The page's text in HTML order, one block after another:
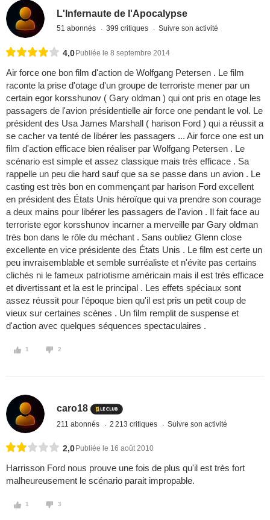
L'Infernaute de l'Apocalypse
51 abonnés 399 critiques Suivre son activité
4,0 Publiée le 8 septembre 2014
Air force one bon film d'action de Wolfgang Petersen . Le film
raconte la prise d'otage d'un groupe de terroriste mener par un
certain egor korsshunov ( Gary oldman ) qui ont pris en otage les
passagers de l'avion présidentielle air force one pendant le vol. Le
président des Usa James Marshall ( harison Ford ) qui a réussit a
se cacher va tenté de libérer les passagers ... Air force one est un
film d'action efficace bien réaliser par Wolfgang Petersen . Le
scénario est simple et assez classique mais très efficace . Sa
rappelle un peu die hard sauf que sa se passe dans un avion . Le
casting est très bon en commençant par harison Ford excellent
en président des États Unis héroïque qui va prendre son courage
a deux mains pour libérer les passagers de l'avion . Il fait face au
terroriste egor korsshunov incarner a merveille par Gary oldman
très bon dans le rôle du méchant . Sans oubliez Glenn close
excellente en vice présidente des États Unis . Le film est certe un
peu invraisemblable et semble surréaliste et n'évite pas certains
clichés ni le fameux patriotisme américain mais il est très efficace
et divertissant et la est le principal . Les effets spéciaux sont
assez réussit pour l'époque bien qu'il est pris un petit coup de
vieux sur certaines scènes . Un film remplit de suspense et
d'action avec quelques séquences spectaculaires .
1 2
caro18
211 abonnés 2 213 critiques Suivre son activité
2,0 Publiée le 16 août 2010
Harrisson Ford nous prouve une fois de plus qu'il est très fort
malheureusement le scénario parait impropable.
1 3